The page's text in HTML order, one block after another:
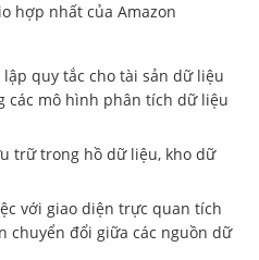
hợp nhất của Amazon
quy tắc cho tài sản dữ liệu
các mô hình phân tích dữ liệu
trữ trong hồ dữ liệu, kho dữ
với giao diện trực quan tích
chuyển đổi giữa các nguồn dữ